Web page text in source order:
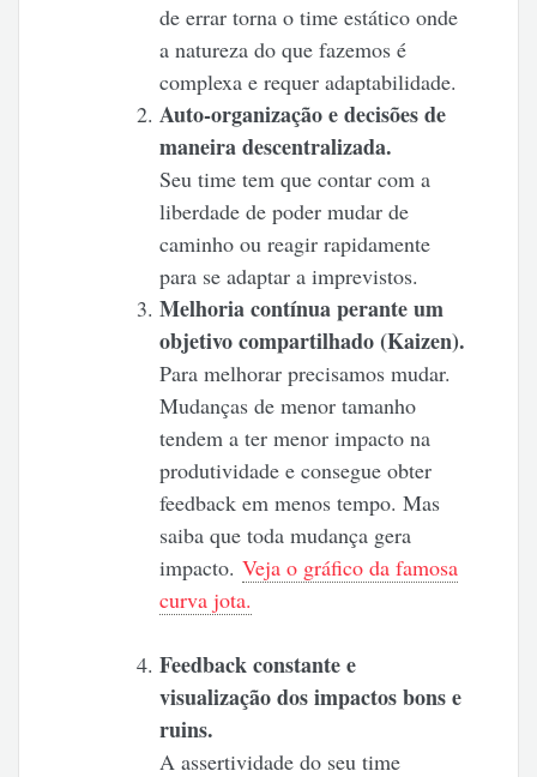
de errar torna o time estático onde
a natureza do que fazemos é
complexa e requer adaptabilidade.
Auto-organização e decisões de
maneira descentralizada.
Seu time tem que contar com a
liberdade de poder mudar de
caminho ou reagir rapidamente
para se adaptar a imprevistos.
Melhoria contínua perante um
objetivo compartilhado (Kaizen).
Para melhorar precisamos mudar.
Mudanças de menor tamanho
tendem a ter menor impacto na
produtividade e consegue obter
feedback em menos tempo. Mas
saiba que toda mudança gera
impacto.Veja o gráfico da famosa
curva jota.
Feedback constante e
visualização dos impactos bons e
ruins.
A assertividade do seu time